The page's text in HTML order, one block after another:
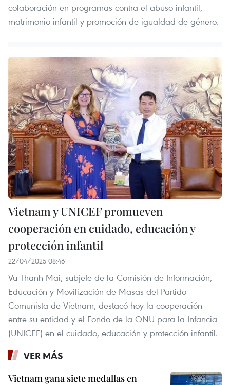
colaboración en programas contra el abuso infantil,
matrimonio infantil y promoción de igualdad de género.
Vietnam y UNICEF promueven
cooperación en cuidado, educación y
protección infantil
22/04/2025 08:46
Vu Thanh Mai, subjefe de la Comisión de Información,
Educación y Movilización de Masas del Partido
Comunista de Vietnam, destacó hoy la cooperación
entre su entidad y el Fondo de la ONU para la Infancia
(UNICEF) en el cuidado, educación y protección infantil.
VER MÁS
Vietnam gana siete medallas en